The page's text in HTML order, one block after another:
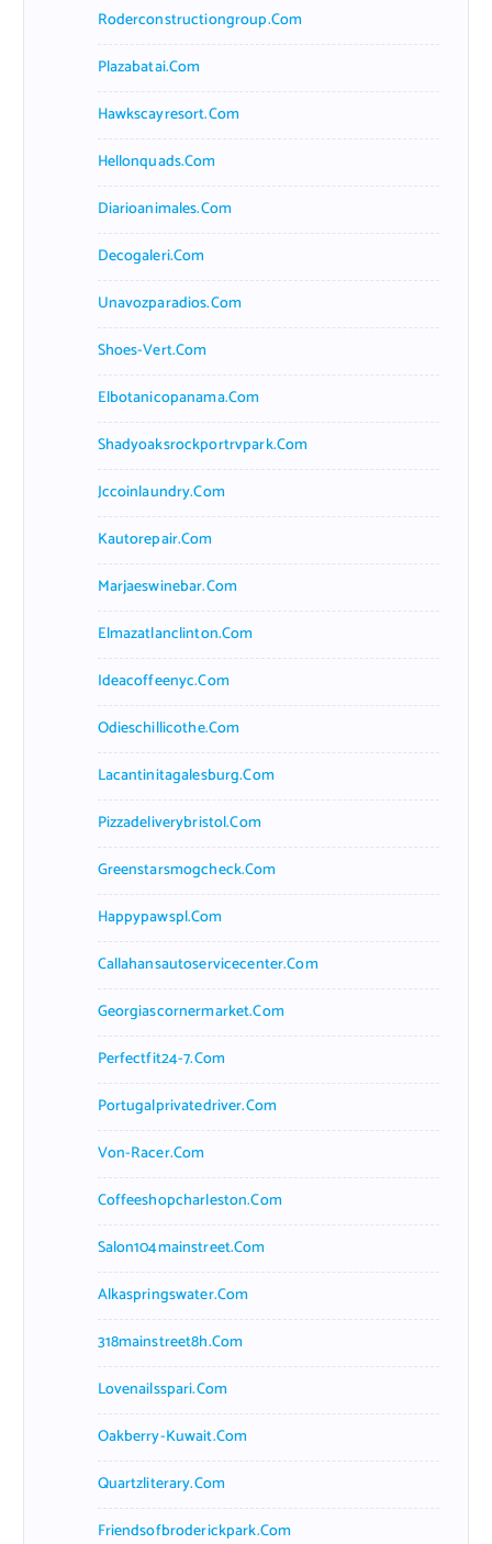
Roderconstructiongroup.com
Plazabatai.com
Hawkscayresort.com
Hellonquads.com
Diarioanimales.com
Decogaleri.com
Unavozparadios.com
Shoes-Vert.com
Elbotanicopanama.com
Shadyoaksrockportrvpark.com
Jccoinlaundry.com
Kautorepair.com
Marjaeswinebar.com
Elmazatlanclinton.com
Ideacoffeenyc.com
Odieschillicothe.com
Lacantinitagalesburg.com
Pizzadeliverybristol.com
Greenstarsmogcheck.com
Happypawspl.com
Callahansautoservicecenter.com
Georgiascornermarket.com
Perfectfit24-7.com
Portugalprivatedriver.com
Von-Racer.com
Coffeeshopcharleston.com
Salon104mainstreet.com
Alkaspringswater.com
318mainstreet8h.com
Lovenailsspari.com
Oakberry-Kuwait.com
Quartzliterary.com
Friendsofbroderickpark.com